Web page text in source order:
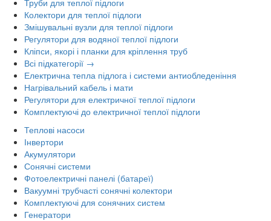
Колектори для теплої підлоги
Змішувальні вузли для теплої підлоги
Регулятори для водяної теплої підлоги
Кліпси, якорі і планки для кріплення труб
Всі підкатегорії →
Електрична тепла підлога і системи антиобледеніння
Нагрівальний кабель і мати
Регулятори для електричної теплої підлоги
Комплектуючі до електричної теплої підлоги
Теплові насоси
Інвертори
Акумулятори
Сонячні системи
Фотоелектричні панелі (батареї)
Вакуумні трубчасті сонячні колектори
Комплектуючі для сонячних систем
Генератори